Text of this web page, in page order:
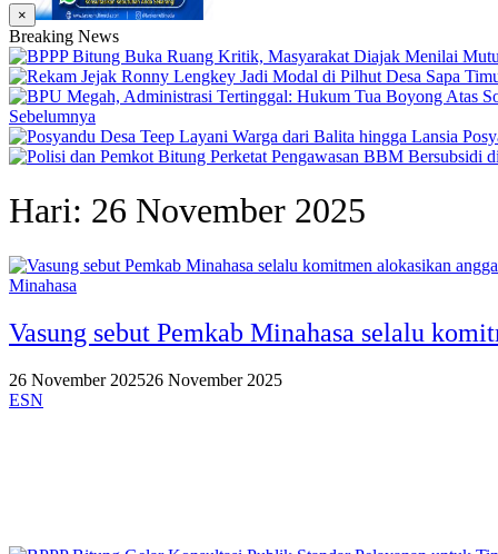
×
Breaking News
Sebelumnya
Hari: 26 November 2025
Minahasa
Vasung sebut Pemkab Minahasa selalu
26 November 202526 November 2025
ESN